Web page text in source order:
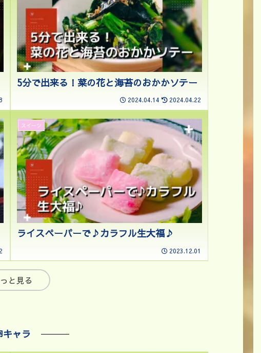
5分で出来る！菜の花と海苔のおかかソテー
2024.04.14 2024.04.22
スイーツ
ライスペーパーで♪カラフル生大福♪
2023.12.01
と見る
キャラ